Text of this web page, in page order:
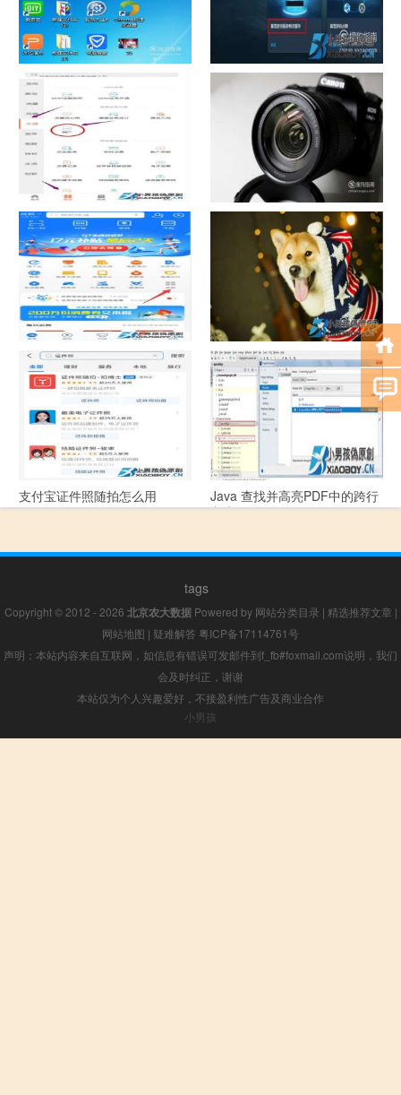
如何看认识QQ好友具体多少天
了
战网怎么修改昵称？
中国联通手机营业厅销户操作
指引
摄影作品的欣赏方法
支付宝怎么拍违章挣钱？
宠物定位器app开发可以解决哪
些问题？
支付宝证件照随拍怎么用
Java 查找并高亮PDF中的跨行
文本
tags
Copyright © 2012 - 2026 北京农大数据Powered by 网站分类目录 | 精选推荐文章 |
网站地图 | 疑难解答 粤ICP备17114761号
声明：本站内容来自互联网，如信息有错误可发邮件到f_fb#foxmail.com说明，我们
会及时纠正，谢谢
本站仅为个人兴趣爱好，不接盈利性广告及商业合作
小男孩